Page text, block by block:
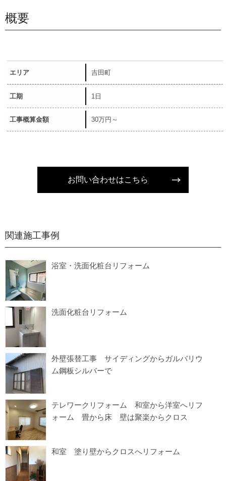
概要
エリア 吉田町
工期 1日
工事概算金額 30万円～
お問い合わせはこちら
関連施工事例
浴室・洗面化粧台リフォーム
洗面化粧台リフォーム
外壁張替工事 サイディングからガルバリウ
ム鋼板シルバーで
テレワークリフォーム 和室から洋室へリフ
ォーム 畳から床 壁は聚楽からクロス
和室 塗り壁からクロスへリフォーム